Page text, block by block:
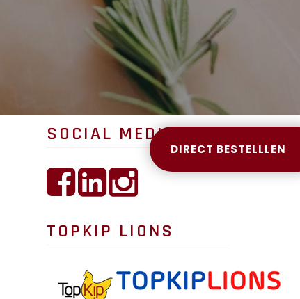
DIRECT BESTELLLEN
SOCIAL MEDIA
TOPKIP LIONS